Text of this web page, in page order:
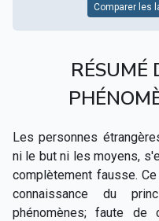
Comparer les
RÉSUMÉ
Les personnes
ni le but ni les moyens,
complètement fausse.
connaissance du
phénomènes; faute